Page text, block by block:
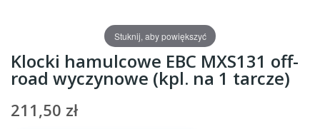
Stuknij, aby powiększyć
Klocki hamulcowe EBC MXS131 off-
road wyczynowe (kpl. na 1 tarcze)
211,50 zł